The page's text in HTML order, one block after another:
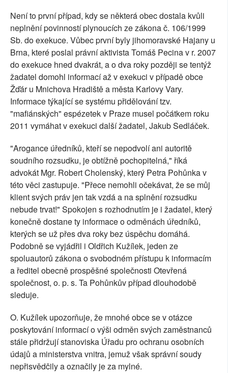
Není to první případ, kdy se některá obec dostala kvůli
neplnění povinností plynoucích ze zákona č. 106/1999
Sb. do exekuce. Vůbec první byly jihomoravské Hajany u
Brna, které poslal právní aktivista Tomáš Pecina v r. 2007
do exekuce hned dvakrát, a o dva roky později se tentýž
žadatel domohl informací až v exekuci v případě obce
Žďár u Mnichova Hradiště a města Karlovy Vary.
Informace týkající se systému přidělování tzv.
"mafiánských" espézetek v Praze musel počátkem roku
2011 vymáhat v exekuci další žadatel, Jakub Sedláček.
"Arogance úředníků, kteří se nepodvolí ani autoritě
soudního rozsudku, je obtížně pochopi­telná," říká
advokát Mgr. Robert Cholenský, který Petra Pohůnka v
této věci zastupuje. "Přece nemohli očekávat, že se můj
klient svých práv jen tak vzdá a na splnění rozsudku
nebude trvat!" Spokojen s rozhodnutím je i žadatel, který
konečně dostane ty informace o odměnách úřed­níků,
kterých se už přes dva roky bez úspěchu domáhá.
Podobně se vyjádřil i Oldřich Kužílek, jeden ze
spoluautorů zákona o svobodném přístupu k informacím
a ředitel obecně prospěšné společnosti Otevřená
společnost, o. p. s. Ta Pohůnkův případ dlouhodobě
sleduje.
O. Kužílek upozorňuje, že mnohé obce se v otázce
poskytování informací o výši odměn svých zaměstnanců
stále přidržují stanoviska Úřadu pro ochranu osobních
údajů a ministerstva vnitra, jemuž však správní soudy
nepřisvědčily a označily je za mylné.